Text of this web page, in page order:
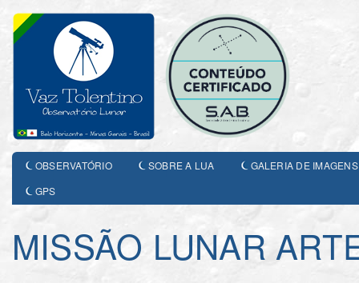
OBSERVATÓRIO SOBRE A LUA
GALERIA DE IMAGENS
GPS
MISSÃO LUNAR